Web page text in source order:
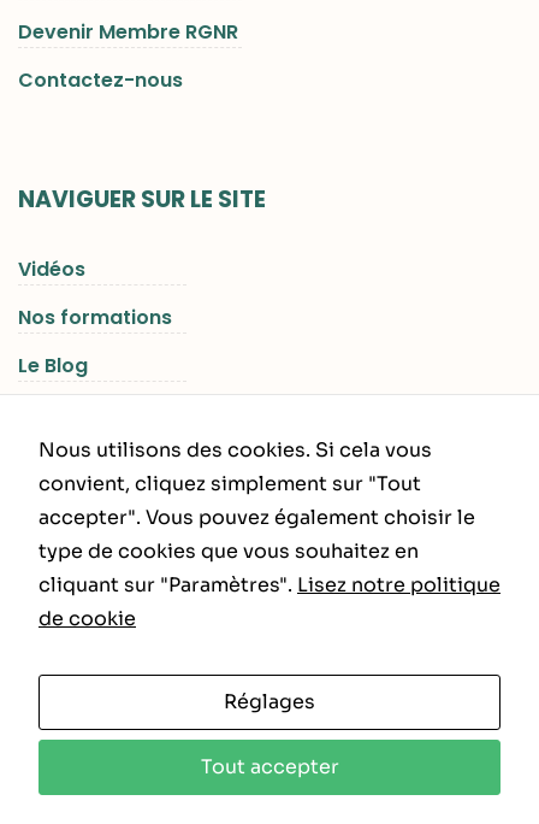
Devenir Membre RGNR
Contactez-nous
NAVIGUER SUR LE SITE
Vidéos
Nos formations
Le Blog
INFORMATIONS LÉGALES
Politique de Confidentialité
Copyright ©RGNR 2025
Nous utilisons des cookies. Si cela vous
convient, cliquez simplement sur "Tout
accepter". Vous pouvez également choisir le
type de cookies que vous souhaitez en
cliquant sur "Paramètres". Lisez notre politique
de cookie
Réglages
Tout accepter